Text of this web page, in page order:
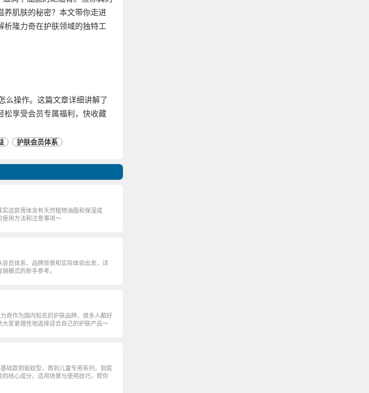
养肌肤的秘密？本文带你走进
析隆力奇在护肤领域的独特工
么操作。这篇文章详细讲解了
松享受会员专属福利，快收藏
护肤会员体系
这款膏体含有天然植物油脂和保湿成
使用方法和注意事项～
员体系、品牌背景和实际体验出发，详
模式的新手参考。
奇作为国内知名的护肤品牌，很多人都好
家更理性地选择适合自己的护肤产品～
础款到驱蚊型，再到儿童专用系列，到底
核心成分、适用场景与使用技巧，帮你